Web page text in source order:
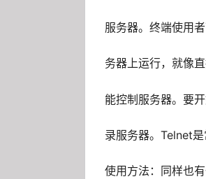
服务器。终端使用
务器上运行，就像
能控制服务器。要
录服务器。Telnet是
使用方法：同样也